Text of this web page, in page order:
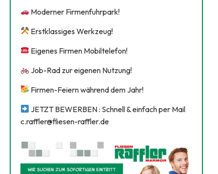
Moderner Firmenfuhrpark!
Erstklassiges Werkzeug!
Eigenes Firmen Mobiltelefon!
Job-Rad zur eigenen Nutzung!
Firmen-Feiern während dem Jahr!
JETZT BEWERBEN : Schnell & einfach per Mail
c.raffler@fliesen-raffler.de